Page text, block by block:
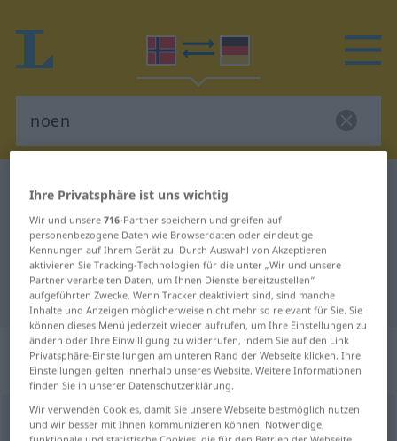
Norwegisch-Deutsch Wörterbuch
Norwegisch-Deutsch Übersetzung
für "noen"
"noen" Deutsch Übersetzung
„noen“: Maskulinum und Femininum
| Plural
noenm/f,pl,noen
Ihre Privatsphäre ist uns wichtig
Wir und unsere716-Partner speichern und greifen auf
personenbezogene Daten wie Browserdaten oder eindeutige
Kennungen auf Ihrem Gerät zu. Durch Auswahl von Akzeptieren
aktivieren Sie Tracking-Technologien für die unter „Wir und unsere
Partner verarbeiten Daten, um Ihnen Dienste bereitzustellen“
aufgeführten Zwecke. Wenn Tracker deaktiviert sind, sind manche
Inhalte und Anzeigen möglicherweise nicht mehr so relevant für Sie. Sie
können dieses Menü jederzeit wieder aufrufen, um Ihre Einstellungen zu
ändern oder Ihre Einwilligung zu widerrufen, indem Sie auf den Link
Privatsphäre-Einstellungen am unteren Rand der Webseite klicken. Ihre
Einstellungen gelten innerhalb unseres Website. Weitere Informationen
finden Sie in unserer Datenschutzerklärung.
Wir verwenden Cookies, damit Sie unsere Webseite bestmöglich nutzen
und wir besser mit Ihnen kommunizieren können. Notwendige,